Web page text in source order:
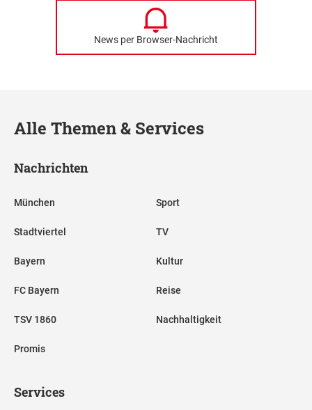
News per Browser-Nachricht
Alle Themen & Services
Nachrichten
München
Stadtviertel
Bayern
FC Bayern
TSV 1860
Promis
Sport
TV
Kultur
Reise
Nachhaltigkeit
Services